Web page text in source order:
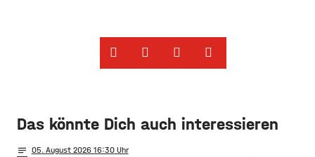
Das könnte Dich auch interessieren
notes 05. August 2026 16:30